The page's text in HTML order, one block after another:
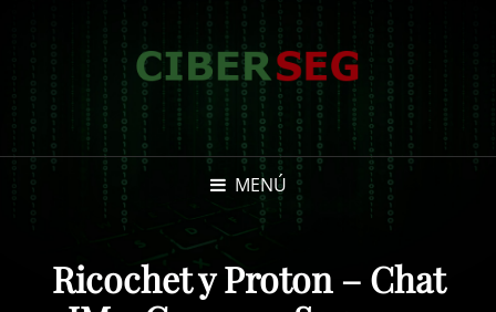
MENÚ
Ricochet y Proton – Chat